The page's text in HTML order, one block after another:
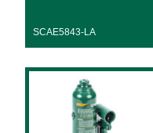
SCAE5843-LA